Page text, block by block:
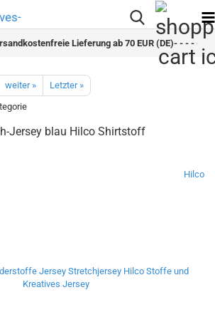
Lieferung ab 70 EUR (DE)- - - - - - -
weiter »
Letzter »
Jersey blau Hilco Shirtstoff
Hilco